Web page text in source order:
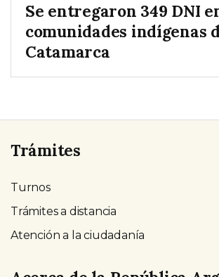
Se entregaron 349 DNI
comunidades indígenas
Catamarca
Trámites
Turnos
Trámites a distancia
Atención a la ciudadanía